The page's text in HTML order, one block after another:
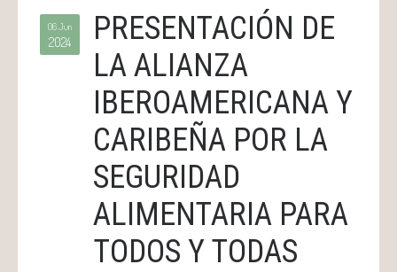
06 Jun
2024
PRESENTACIÓN DE
LA ALIANZA
IBEROAMERICANA Y
CARIBEÑA POR LA
SEGURIDAD
ALIMENTARIA PARA
TODOS Y TODAS